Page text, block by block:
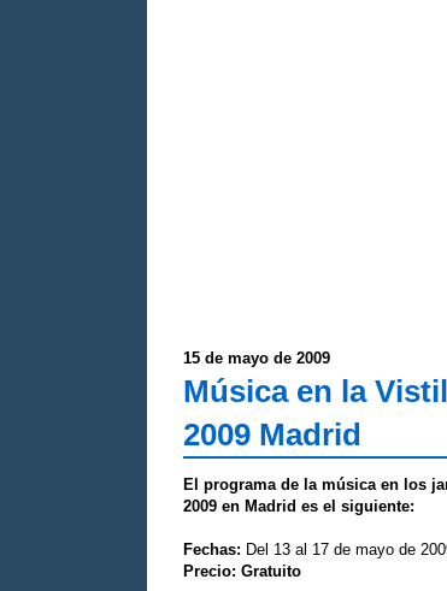
15 de mayo de 2009
Música en la
2009 Madrid
El programa de la música en los
2009 en Madrid es el siguiente:
Fechas: Del 13 al 17 de mayo de
Precio: Gratuito